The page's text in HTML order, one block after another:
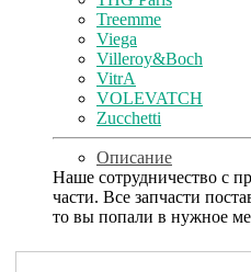
Treemme
Viega
Villeroy&Boch
VitrA
VOLEVATCH
Zucchetti
Описание
Наше сотрудничество с
части. Все запчасти
то вы попали в нужное